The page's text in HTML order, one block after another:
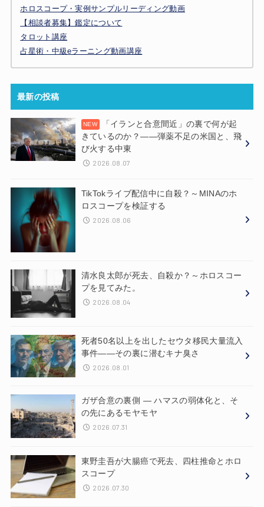
ホロスコープ・実例サンプルリーディング動画
【相談者募集】鑑定について
タロット講座
占星術・中級eラーニング動画講座
最新の投稿
「イランと合意間近」の裏で何が起
きているのか？——弾薬不足の米国と、飛
び火する中東
2026.08.07
TikTokライブ配信中に自殺？～MINAのホ
ロスコープを検証する
2026.08.06
清水良太郎が死去、自殺か？～ホロスコー
プを見てみた。
2026.08.04
死者50名以上を出したセウタ移民大量流入
事件——その裏に潜むキナ臭さ
2026.08.01
ガザ合意の裏側 ― ハマスの弱体化と、そ
の先にあるモヤモヤ
2026.07.31
東野圭吾が大腸癌で死去、四柱推命とホロ
スコープ
2026.07.30